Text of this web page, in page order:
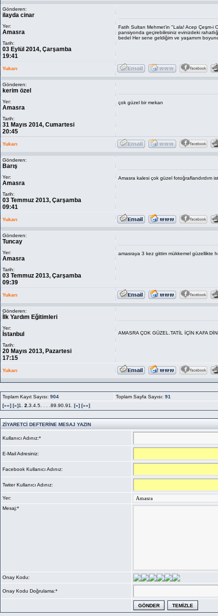
Gönderen:
ilayda cinar
Yer:
Amasra
Tarih:
03 Eylül 2014, Çarşamba
19:41
Fatih Sultan Mehmet'in "Lala! Acep Çeşm-i
pansiyonda geçirebilirsiniz evinizdeki
bedel Her sene geldiğim ve yaşamım
Yukarı
Gönderen:
kerim özel
Yer:
Amasra
Tarih:
31 Mayıs 2014, Cumartesi
20:45
çok güzel bir mekan
Yukarı
Gönderen:
Barış
Yer:
Amasra
Tarih:
03 Temmuz 2013, Çarşamba
09:41
Amasra kalesi çok güzel fotoğraflandırdım
Yukarı
Gönderen:
Tuncay
Yer:
Amasra
Tarih:
03 Temmuz 2013, Çarşamba
09:39
amasraya 3 kez gittim mükkemel güzellikte
Yukarı
Gönderen:
İlk Yardım Eğitimleri
Yer:
İstanbul
Tarih:
20 Mayıs 2013, Pazartesi
17:15
AMASRA ÇOK GÜZEL.TATİL İÇİN KAFA
Yukarı
Toplam Kayıt Sayısı: 904 Toplam Sayfa Sayısı: 91
[««] [«]1. 2. 3.4.5. 89.90.91. [»] [»»]
ZİYARETCİ DEFTERİNE MESAJ YAZIN
Kullanıcı Adınız:*
E-Mail Adresiniz:
Facebook Kullanıcı Adınız:
Twiter Kullanıcı Adınız:
Yer:
Mesaj:*
Onay Kodu:
Onay Kodu Doğrulama:*